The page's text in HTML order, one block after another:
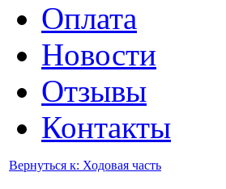
Оплата
Новости
Отзывы
Контакты
Вернуться к: Ходовая часть